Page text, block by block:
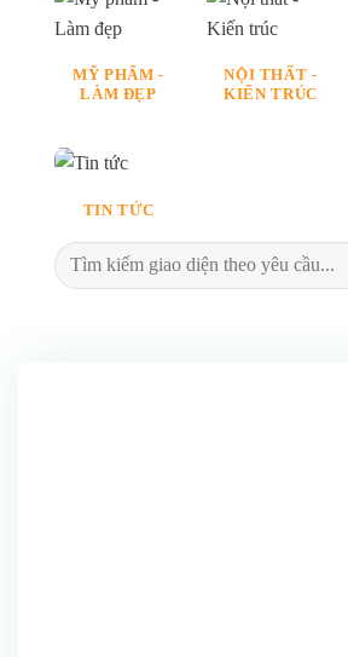
MỸ PHẨM -
LÀM ĐẸP
NỘI THẤT -
KIẾN TRÚC
TIN TỨC
Tìm
kiếm: